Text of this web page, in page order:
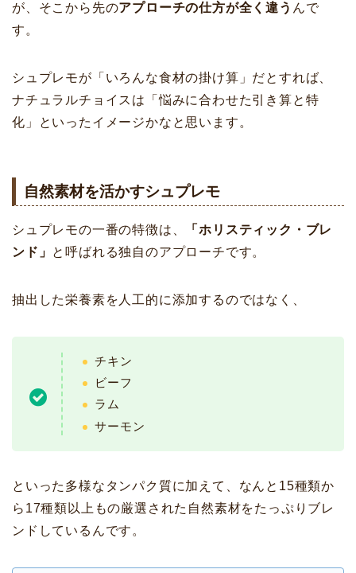
が、そこから先のアプローチの仕方が全く違う んで
す。
シュプレモが「いろんな食材の掛け算」だとすれば、
ナチュラルチョイスは「悩みに合わせた引き算と特
化」といったイメージかなと思います。
自然素材を活かすシュプレモ
シュプレモの一番の特徴は、
「ホリスティック・ブレ
ンド」 と呼ばれる独自のアプローチです。
抽出した栄養素を人工的に添加するのではなく、
チキン
ビーフ
ラム
サーモン
といった多様なタンパク質に加えて、なんと15種類か
ら17種類以上もの厳選された自然素材をたっぷりブレ
ンドしているんです。